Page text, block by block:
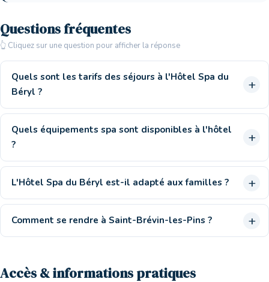
Questions fréquentes
👆 Cliquez sur une question pour afficher la réponse
Quels sont les tarifs des séjours à l'Hôtel Spa du
Béryl ?
Quels équipements spa sont disponibles à l'hôtel
?
L'Hôtel Spa du Béryl est-il adapté aux familles ?
Comment se rendre à Saint-Brévin-les-Pins ?
Accès & informations pratiques